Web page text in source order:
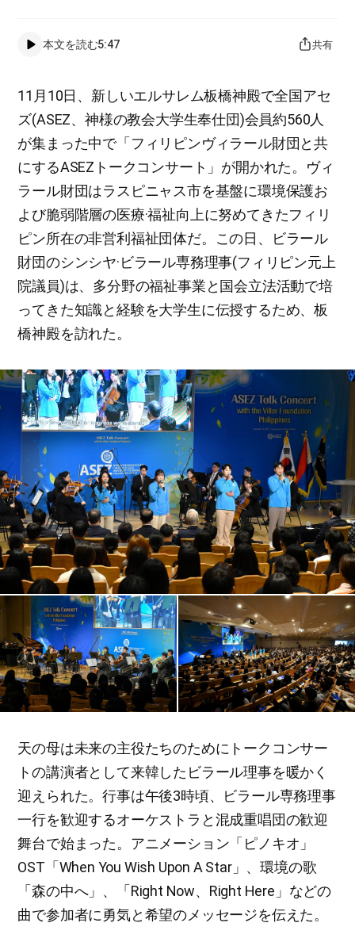
本文を読む5:47 共有
11月10日、新しいエルサレム板橋神殿で全国アセ
ズ(ASEZ、神様の教会大学生奉仕団)会員約560人
が集まった中で「フィリピンヴィラール財団と共
にするASEZトークコンサート」が開かれた。ヴィ
ラール財団はラスピニャス市を基盤に環境保護お
よび脆弱階層の医療·福祉向上に努めてきたフィリ
ピン所在の非営利福祉団体だ。この日、ビラール
財団のシンシヤ·ビラール専務理事(フィリピン元上
院議員)は、多分野の福祉事業と国会立法活動で培
ってきた知識と経験を大学生に伝授するため、板
橋神殿を訪れた。
天の母は未来の主役たちのためにトークコンサー
トの講演者として来韓したビラール理事を暖かく
迎えられた。行事は午後3時頃、ビラール専務理事
一行を歓迎するオーケストラと混成重唱団の歓迎
舞台で始まった。アニメーション「ピノキオ」
OST「When You Wish Upon A Star」、環境の歌
「森の中へ」、「Right Now、Right Here」などの
曲で参加者に勇気と希望のメッセージを伝えた。